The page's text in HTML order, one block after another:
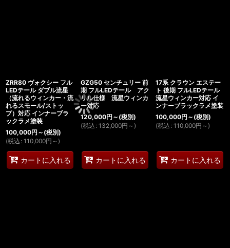
ZRR80 ヴォクシー フル
LEDテール ダブル流星
（流れるウィンカー・流
れるスモール/ストッ
プ）対応 インナーブラ
ックラメ塗装
100,000円 ～ (税別)
(税込 : 110,000円 ～)
カートに入れる
GZG50 センチュリー 前
期 フルLEDテール アク
リル仕様 流星ウィンカ
ー対応
120,000円 ～ (税別)
(税込 : 132,000円 ～)
カートに入れる
17系 クラウン エステー
ト 後期 フルLEDテール
流星ウィンカー対応 イ
ンナーブラックラメ塗装
100,000円 ～ (税別)
(税込 : 110,000円 ～)
カートに入れる